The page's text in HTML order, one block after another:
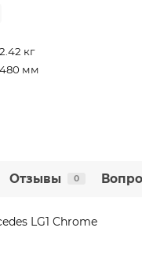
2.42 кг
480 мм
Отзывы 0
LG1 Chrome